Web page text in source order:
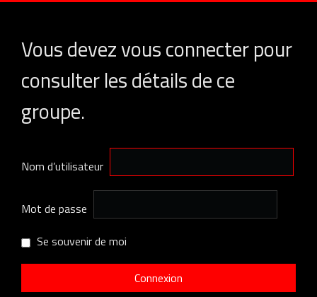
Vous devez vous connecter pour
consulter les détails de ce
groupe.
Nom d’utilisateur
Mot de passe
Se souvenir de moi